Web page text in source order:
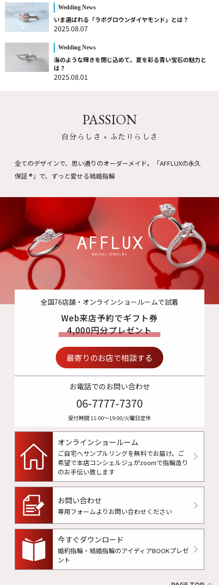
Wedding News
いま選ばれる「ラボグロウンダイヤモンド」とは？
2025.08.07
Wedding News
海のような輝きを閉じ込めて。夏を彩る青い宝石の魅力と
は？
2025.08.01
PASSION
自分らしさ × ふたりらしさ
全てのデザインで、思い通りのオーダーメイド。
「AFFLUXの永久
保証 ®」で、ずっと愛せる結婚指輪
全国76店舗・オンラインショールームで試着
Web来店予約でギフト券
4,000円分プレゼント
最寄りのお店で相談する
お電話でのお問い合わせ
06-7777-7370
受付時間 11:00〜19:00/火曜日定休
オンラインショールーム
ご自宅へサンプルリングを無料でお届け。 ご
希望で本店コンシェルジュがzoomで指輪造り
のお手伝い致します
お問い合わせ
専用フォームよりお問い合わせください
今すぐダウンロード
婚約指輪・結婚指輪のアイディアBOOKプレゼ
ント